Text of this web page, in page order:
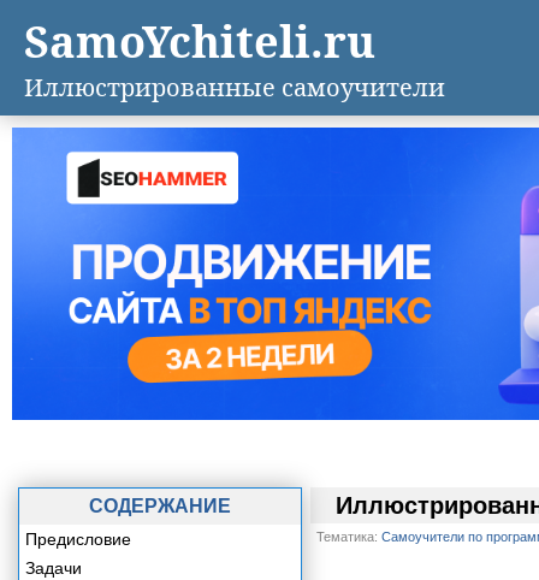
Тематика: Самоучители по
СОДЕРЖАНИЕ
Предисловие
Задачи
SamoYchiteli.ru
Иллюстрированные самоучители